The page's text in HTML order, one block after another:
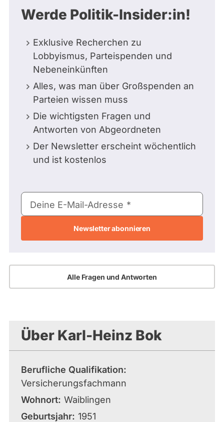
Werde Politik-Insider:in!
Exklusive Recherchen zu
Lobbyismus, Parteispenden und
Nebeneinkünften
Alles, was man über Großspenden an
Parteien wissen muss
Die wichtigsten Fragen und
Antworten von Abgeordneten
Der Newsletter erscheint wöchentlich
und ist kostenlos
E-
Mail-
Deine E-Mail-Adresse
Alle Fragen und Antworten
Über Karl-Heinz Bok
Berufliche Qualifikation
Versicherungsfachmann
Wohnort Waiblingen
Geburtsjahr 1951